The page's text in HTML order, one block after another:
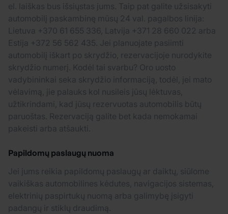
el. laiškas bus išsiųstas jums. Taip pat galite užsisakyti
automobilį paskambinę mūsų 24 val. pagalbos linija:
Lietuva +370 61 655 336, Latvija +371 28 660 022 arba
Estija +372 56 562 435. Jei planuojate pasiimti
automobilį iškart po skrydžio, rezervacijoje nurodykite
skrydžio numerį. Kodėl tai svarbu? Oro uosto
vadybininkai seka skrydžio informaciją, todėl, jei mato
vėlavimą, jie palauks kol nusileis jūsų lėktuvas,
užtikrindami, kad jūsų rezervuotas automobilis būtų
paruoštas. Rezervaciją galite bet kada nemokamai
pakeisti arba atšaukti.
Papildomų paslaugų nuoma
Jei jums reikia papildomų paslaugų ar daiktų, siūlome
vaikiškas automobilines kėdutes, navigacijos sistemas,
elektrinių paspirtukų nuomą arba galimybę įsigyti
padangų ir stiklų draudimą.